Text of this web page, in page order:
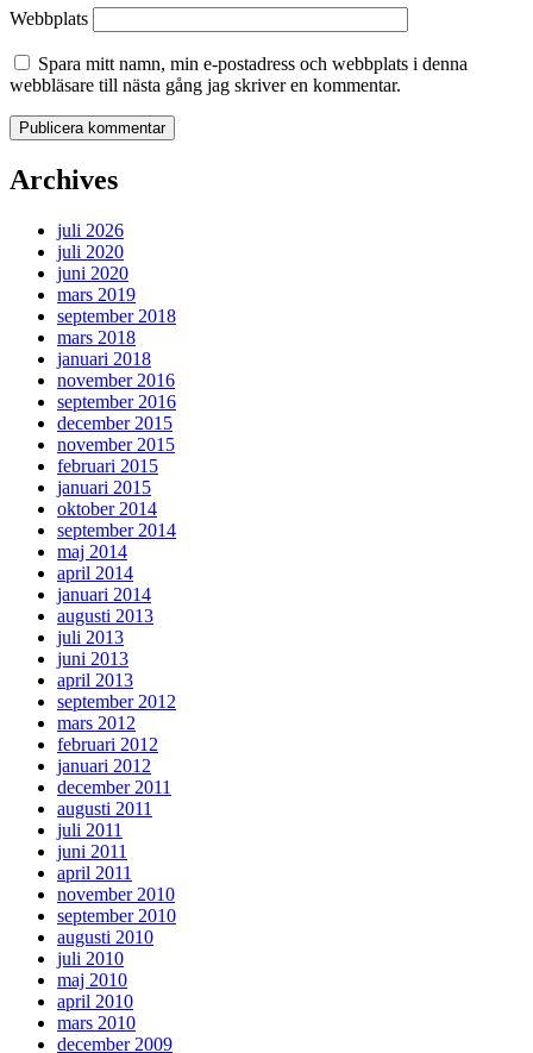
Webbplats
Spara mitt namn, min e-postadress och webbplats i denna
webbläsare till nästa gång jag skriver en kommentar.
Archives
juli 2026
juli 2020
juni 2020
mars 2019
september 2018
mars 2018
januari 2018
november 2016
september 2016
december 2015
november 2015
februari 2015
januari 2015
oktober 2014
september 2014
maj 2014
april 2014
januari 2014
augusti 2013
juli 2013
juni 2013
april 2013
september 2012
mars 2012
februari 2012
januari 2012
december 2011
augusti 2011
juli 2011
juni 2011
april 2011
november 2010
september 2010
augusti 2010
juli 2010
maj 2010
april 2010
mars 2010
december 2009